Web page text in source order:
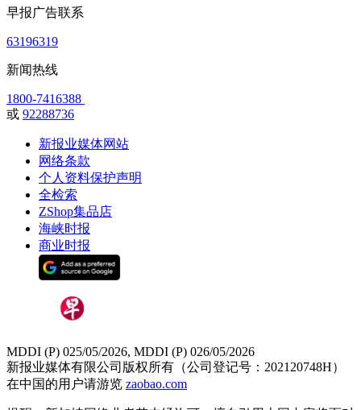
早报广告联系
63196319
新闻热线
1800-7416388
或 92288736
新报业媒体网站
网络条款
个人资料保护声明
全检索
ZShop集品店
海峡时报
商业时报
MDDI (P) 025/05/2026, MDDI (P) 026/05/2026
新报业媒体有限公司版权所有（公司登记号：202120748H）
在中国的用户请游览 zaobao.com